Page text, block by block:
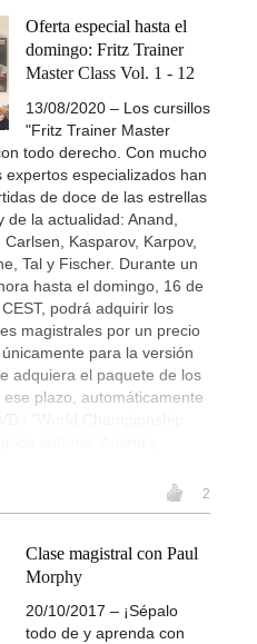
Oferta especial hasta el
domingo: Fritz Trainer
Master Class Vol. 1 - 12
13/08/2020 – Los cursillos
"Fritz Trainer Master
todo derecho. Con mucho
especializados han
de doce de las estrellas
la actualidad: Anand,
Kasparov, Karpov,
Tal y Fischer. Durante un
hasta el domingo, 16 de
podrá adquirir los
magistrales por un precio
para la versión
adquiera el paquete de los
plazo, automáticamente
2
Clase magistral con Paul
Morphy
20/10/2017 – ¡Sépalo
todo de y aprenda con